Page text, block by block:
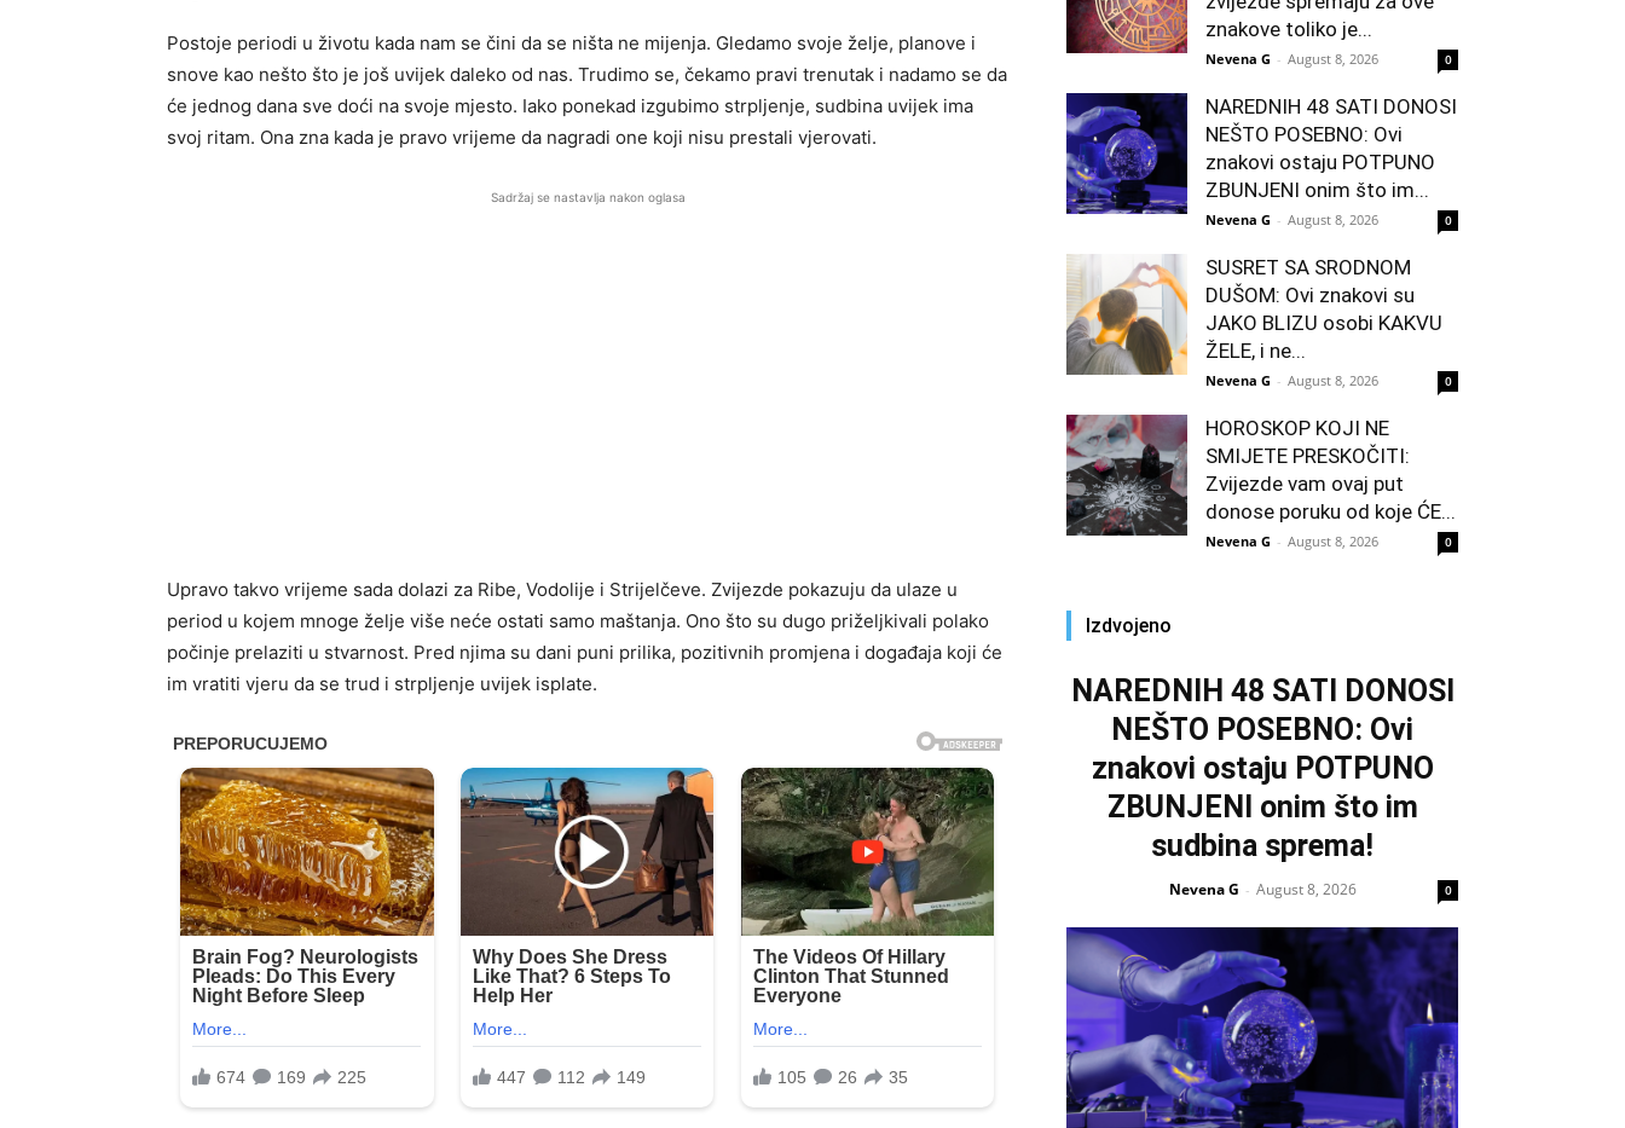
Postoje periodi u životu kada nam se čini da se ništa ne mijenja. Gledamo svoje želje, planove i
snove kao nešto što je još uvijek daleko od nas. Trudimo se, čekamo pravi trenutak i nadamo se da
će jednog dana sve doći na svoje mjesto. Iako ponekad izgubimo strpljenje, sudbina uvijek ima
svoj ritam. Ona zna kada je pravo vrijeme da nagradi one koji nisu prestali vjerovati.
Sadržaj se nastavlja nakon oglasa
Upravo takvo vrijeme sada dolazi za Ribe, Vodolije i Strijelčeve. Zvijezde pokazuju da ulaze u
period u kojem mnoge želje više neće ostati samo maštanja. Ono što su dugo priželjkivali polako
počinje prelaziti u stvarnost. Pred njima su dani puni prilika, pozitivnih promjena i događaja koji će
im vratiti vjeru da se trud i strpljenje uvijek isplate.
znakove toliko je...
Nevena G - August 8, 2026 0
NAREDNIH 48 SATI DONOSI
NEŠTO POSEBNO: Ovi
znakovi ostaju POTPUNO
ZBUNJENI onim što im...
Nevena G - August 8, 2026 0
SUSRET SA SRODNOM
DUŠOM: Ovi znakovi su
JAKO BLIZU osobi KAKVU
ŽELE, i ne...
Nevena G - August 8, 2026 0
HOROSKOP KOJI NE
SMIJETE PRESKOČITI:
Zvijezde vam ovaj put
donose poruku od koje ĆE...
Nevena G - August 8, 2026 0
Izdvojeno
NAREDNIH 48 SATI DONOSI
NEŠTO POSEBNO: Ovi
znakovi ostaju POTPUNO
ZBUNJENI onim što im
sudbina sprema!
Nevena G - August 8, 2026 0